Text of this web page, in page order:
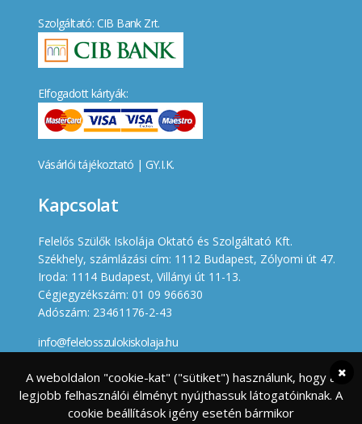
Szolgáltató: CIB Bank Zrt.
Elfogadott kártyák:
Vásárlói tájékoztató | GY.I.K.
Kapcsolat
Felelős Szülők Iskolája Oktató és Szolgáltató Kft.
Székhely, számlázási cím: 1112 Budapest, Zólyomi út 47.
Iroda: 1114 Budapest, Villányi út 11-13.
Cégjegyzékszám: 01 09 966630
Adószám: 23461176-2-43
info@felelosszulokiskolaja.hu
A weboldalon "cookie-kat" ("sütiket") használunk, hogy a
legjobb felhasználói élményt nyújthassuk látogatóinknak. A
cookie beállítások igény esetén bármikor